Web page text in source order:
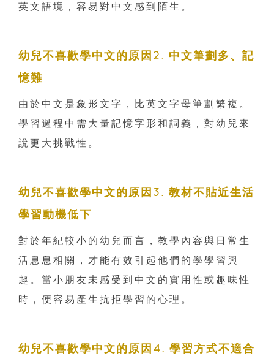
英文語境，容易對中文感到陌生。
幼兒不喜歡學中文的原因2. 中文筆劃多、記
憶難
由於中文是象形文字，比英文字母筆劃繁複。
學習過程中需大量記憶字形和詞義，對幼兒來
說更大挑戰性。
幼兒不喜歡學中文的原因3. 教材不貼近生活
學習動機低下
對於年紀較小的幼兒而言，教學內容與日常生
活息息相關，才能有效引起他們的學學習興
趣。當小朋友未感受到中文的實用性或趣味性
時，便容易產生抗拒學習的心理。
幼兒不喜歡學中文的原因4. 學習方式不適合